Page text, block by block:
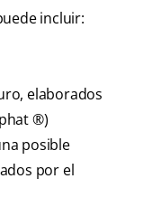
incluir:
elaborados
®)
posible
por el